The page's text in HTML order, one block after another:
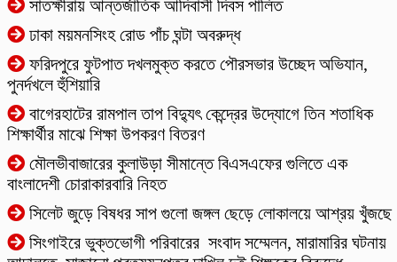
সাতক্ষীরায় আন্তর্জাতিক আদিবাসী দিবস পালিত
ঢাকা ময়মনসিংহ রোড পাঁচ ঘন্টা অবরুদ্ধ
ফরিদপুরে ফুটপাত দখলমুক্ত করতে পৌরসভার উচ্ছেদ অভিযান,
পুনর্দখলে হুঁশিয়ারি
বাগেরহাটের ‎রামপাল তাপ বিদ্যুৎ কেন্দ্রের উদ্যোগে তিন শতাধিক
শিক্ষার্থীর মাঝে শিক্ষা উপকরণ বিতরণ
মৌলভীবাজারের কুলাউড়া সীমান্তে বিএসএফের গুলিতে এক
বাংলাদেশী চোরাকারবারি নিহত
সিলেট জুড়ে বিষধর সাপ গুলো জঙ্গল ছেড়ে লোকালয়ে আশ্রয় খুঁজছে
সিংগাইরে ভুক্তভোগী পরিবারের সংবাদ সম্মেলন, মারামারির ঘটনায়